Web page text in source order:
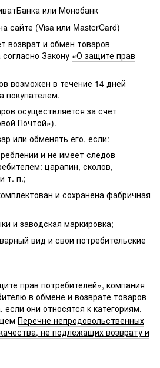
или Монобанк
сайте (Visa или MasterCard)
возврат и обмен товаров
Закону «О защите прав
возможен в течение 14 дней
покупателем.
осуществляется за счет
Почтой»).
или обменять его, если:
и не имеет следов
царапин, сколов,
т. п.;
и сохранена фабричная
и заводская маркировка;
вид и свои потребительские
прав потребителей», компания
в обмене и возврате товаров
они относятся к категориям,
Перечне непродовольственных
не подлежащих возврату и